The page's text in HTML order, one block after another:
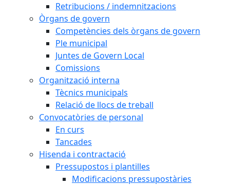
Retribucions / indemnitzacions
Òrgans de govern
Competències dels òrgans de govern
Ple municipal
Juntes de Govern Local
Comissions
Organització interna
Tècnics municipals
Relació de llocs de treball
Convocatòries de personal
En curs
Tancades
Hisenda i contractació
Pressupostos i plantilles
Modificacions pressupostàries